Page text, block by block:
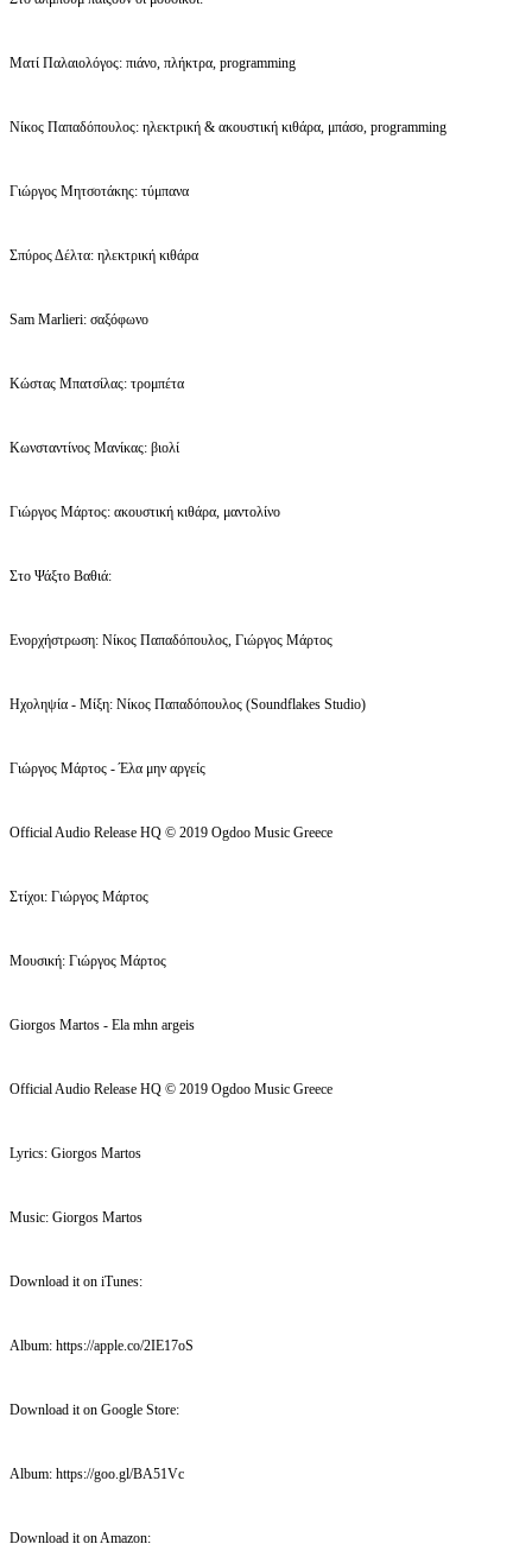
Ματί Παλαιολόγος: πιάνο, πλήκτρα, programming
Νίκος Παπαδόπουλος: ηλεκτρική & ακουστική κιθάρα, μπάσο, programming
Γιώργος Μητσοτάκης: τύμπανα
Σπύρος Δέλτα: ηλεκτρική κιθάρα
Sam Marlieri: σαξόφωνο
Κώστας Μπατσίλας: τρομπέτα
Κωνσταντίνος Μανίκας: βιολί
Γιώργος Μάρτος: ακουστική κιθάρα, μαντολίνο
Στο Ψάξτο Βαθιά:
Ενορχήστρωση: Νίκος Παπαδόπουλος, Γιώργος Μάρτος
Ηχοληψία - Μίξη: Νίκος Παπαδόπουλος (Soundflakes Studio)
Γιώργος Μάρτος - Έλα μην αργείς
Official Audio Release HQ © 2019 Ogdoo Music Greece
Στίχοι: Γιώργος Μάρτος
Μουσική: Γιώργος Μάρτος
Giorgos Martos - Ela mhn argeis
Official Audio Release HQ © 2019 Ogdoo Music Greece
Lyrics: Giorgos Martos
Music: Giorgos Martos
Download it on iTunes:
Album: https://apple.co/2IE17oS
Download it on Google Store:
Album: https://goo.gl/BA51Vc
Download it on Amazon: